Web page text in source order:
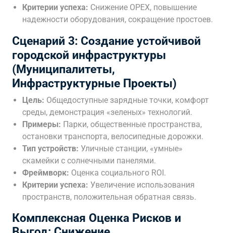
Критерии успеха: Снижение OPEX, повышение
надежности оборудования, сокращение простоев.
Сценарий 3: Создание устойчивой
городской инфраструктуры
(Муниципалитеты,
Инфраструктурные Проекты)
Цель: Общедоступные зарядные точки, комфорт
среды, демонстрация «зеленых» технологий.
Примеры: Парки, общественные пространства,
остановки транспорта, велосипедные дорожки.
Тип устройств: Уличные станции, «умные»
скамейки с солнечными панелями.
Фреймворк: Оценка социального ROI.
Критерии успеха: Увеличение использования
пространств, положительная обратная связь.
Комплексная Оценка Рисков и